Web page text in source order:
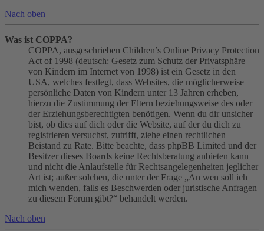
Nach oben
Was ist COPPA?
COPPA, ausgeschrieben Children’s Online Privacy Protection
Act of 1998 (deutsch: Gesetz zum Schutz der Privatsphäre
von Kindern im Internet von 1998) ist ein Gesetz in den
USA, welches festlegt, dass Websites, die möglicherweise
persönliche Daten von Kindern unter 13 Jahren erheben,
hierzu die Zustimmung der Eltern beziehungsweise des oder
der Erziehungsberechtigten benötigen. Wenn du dir unsicher
bist, ob dies auf dich oder die Website, auf der du dich zu
registrieren versuchst, zutrifft, ziehe einen rechtlichen
Beistand zu Rate. Bitte beachte, dass phpBB Limited und der
Besitzer dieses Boards keine Rechtsberatung anbieten kann
und nicht die Anlaufstelle für Rechtsangelegenheiten jeglicher
Art ist; außer solchen, die unter der Frage „An wen soll ich
mich wenden, falls es Beschwerden oder juristische Anfragen
zu diesem Forum gibt?“ behandelt werden.
Nach oben